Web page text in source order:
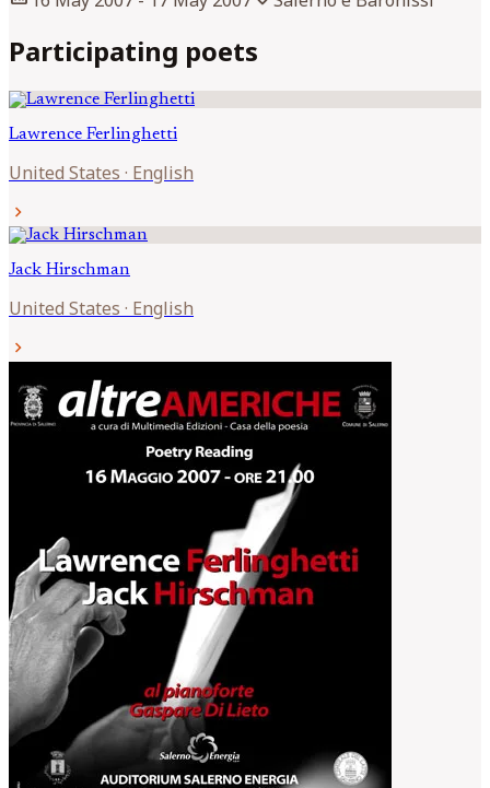
Participating poets
Lawrence Ferlinghetti
United States · English
chevron_right
Jack Hirschman
United States · English
chevron_right